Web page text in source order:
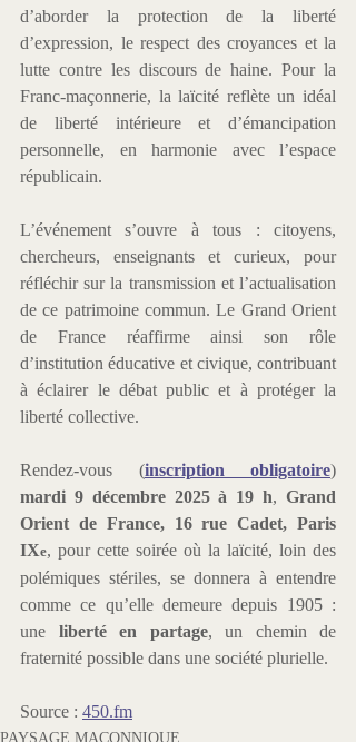
d’aborder la protection de la liberté
d’expression, le respect des croyances et la
lutte contre les discours de haine. Pour la
Franc-maçonnerie, la laïcité reflète un idéal
de liberté intérieure et d’émancipation
personnelle, en harmonie avec l’espace
républicain.
L’événement s’ouvre à tous : citoyens,
chercheurs, enseignants et curieux, pour
réfléchir sur la transmission et l’actualisation
de ce patrimoine commun. Le Grand Orient
de France réaffirme ainsi son rôle
d’institution éducative et civique, contribuant
à éclairer le débat public et à protéger la
liberté collective.
Rendez-vous (inscription obligatoire
mardi 9 décembre 2025 à 19 h, Grand
Orient de France, 16 rue Cadet, Paris
IXe, pour cette soirée où la laïcité, loin des
polémiques stériles, se donnera à entendre
comme ce qu’elle demeure depuis 1905 :
une liberté en partage, un chemin de
fraternité possible dans une société plurielle.
Source : 450.fm
PAYSAGE MACONNIQUE